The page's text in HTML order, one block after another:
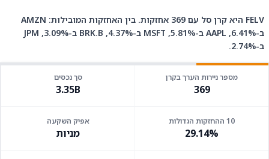
FELV היא קרן סל עם 369 אחזקות. בין האחזקות המובילות: AMZN
ב-6.41%, AAPL ב-5.81%, MSFT ב-4.37%, BRK.B ב-3.09%, JPM
ב-2.74%.
מספר ניירות הערך בקרן
369
סך נכסים
3.35B
10 ההחזקות הגדולות
29.14%
אפיק השקעה
מניות